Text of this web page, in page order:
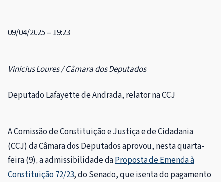
09/04/2025 – 19:23
Vinicius Loures / Câmara dos Deputados
Deputado Lafayette de Andrada, relator na CCJ
A Comissão de Constituição e Justiça e de Cidadania
(CCJ) da Câmara dos Deputados aprovou, nesta quarta-
feira (9), aadmissibilidadedaProposta de Emenda à
Constituição 72/23, do Senado, que isenta do pagamento